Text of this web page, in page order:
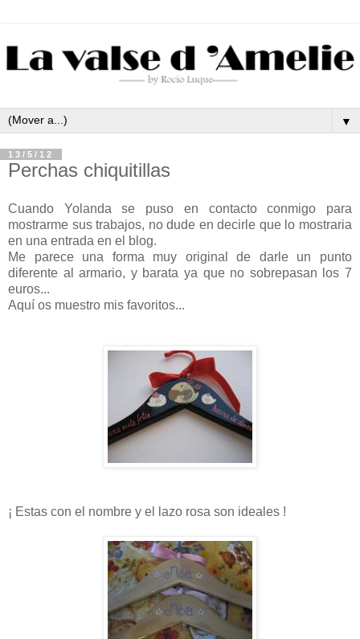
▼
13/5/12
Perchas chiquitillas
Cuando Yolanda se puso en contacto conmigo para
mostrarme sus trabajos, no dude en decirle que lo mostraria
en una entrada en el blog.
Me parece una forma muy original de darle un punto
diferente al armario, y barata ya que no sobrepasan los 7
euros...
Aquí os muestro mis favoritos...
¡ Estas con el nombre y el lazo rosa son ideales !